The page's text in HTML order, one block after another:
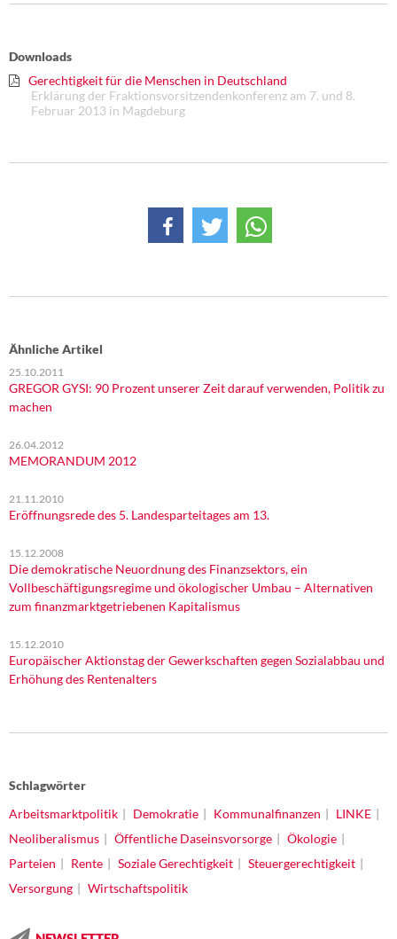
Downloads
Gerechtigkeit für die Menschen in Deutschland
Erklärung der Fraktionsvorsitzendenkonferenz am 7. und 8.
Februar 2013 in Magdeburg
Ähnliche Artikel
25.10.2011
GREGOR GYSI: 90 Prozent unserer Zeit darauf verwenden, Politik zu
machen
26.04.2012
MEMORANDUM 2012
21.11.2010
Eröffnungsrede des 5. Landesparteitages am 13.
15.12.2008
Die demokratische Neuordnung des Finanzsektors, ein
Vollbeschäftigungsregime und ökologischer Umbau – Alternativen
zum finanzmarktgetriebenen Kapitalismus
15.12.2010
Europäischer Aktionstag der Gewerkschaften gegen Sozialabbau und
Erhöhung des Rentenalters
Schlagwörter
Arbeitsmarktpolitik
Demokratie Kommunalfinanzen
LINKE
Neoliberalismus
Öffentliche Daseinsvorsorge
Ökologie
Parteien
Rente Soziale Gerechtigkeit
Steuergerechtigkeit
Versorgung
Wirtschaftspolitik